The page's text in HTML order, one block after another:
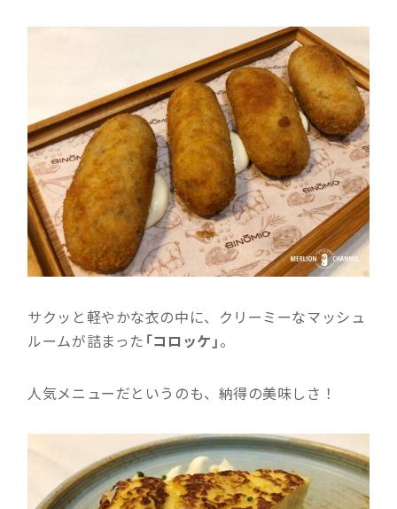
サクッと軽やかな衣の中に、クリーミーなマッシュ
ルームが詰まった 「コロッケ」。
人気メニューだというのも、納得の美味しさ！